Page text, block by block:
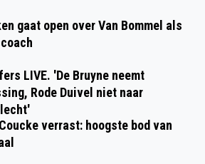
gaat open over Van Bommel als
LIVE. 'De Bruyne neemt
Rode Duivel niet naar
verrast: hoogste bod van